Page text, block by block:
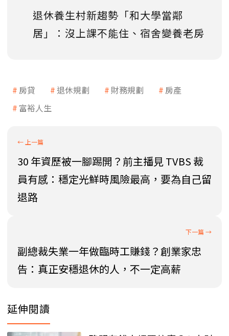
退休養生村新趨勢「和大學當鄰
居」：沒上課不能住、宿舍變養老房
房貸 退休規劃 財務規劃
房產
富裕人生
30 年資歷被一腳踢開？前主播見 TVBS 裁
員有感：穩定光鮮時風險最高，要為自己留
退路
副總裁失業一年做臨時工賺錢？創業家忠
告：真正安穩退休的人，不一定高薪
延伸閱讀